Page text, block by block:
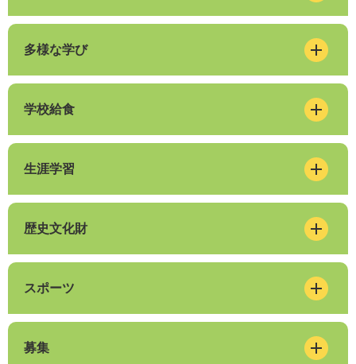
多様な学び
学校給食
生涯学習
歴史文化財
スポーツ
募集